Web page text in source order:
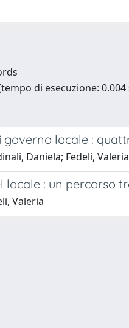
di esecuzione: 0.004
governo locale :
Daniela; Fedeli,
locale : un percorso
Valeria